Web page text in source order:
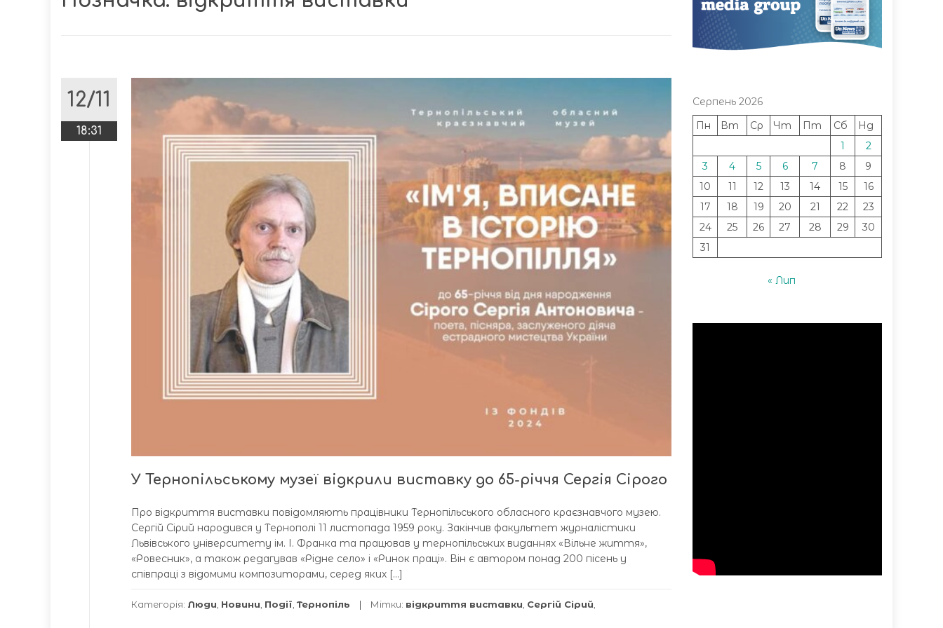
12/11
18:31
У Тернопільському музеї відкрили виставку до 65-річчя Сергія Сірого
Про відкриття виставки повідомляють працівники Тернопільського обласного краєзнавчого музею.
Сергій Сірий народився у Тернополі 11 листопада 1959 року. Закінчив факультет журналістики
Львівського університету ім. І. Франка та працював у тернопільських виданнях «Вільне життя»,
«Ровесник», а також редагував «Рідне село» і «Ринок праці». Він є автором понад 200 пісень у
співпраці з відомими композиторами, серед яких […]
Категорія: Люди Новини Події Тернопіль Мітки: відкриття виставки Сергій Сірий
Серпень 2026
Пн
Вт Ср Чт Пт Сб
Нд
1
2
3
4 5 6 7 8
9
10
11 12 13 14 15
16
17
18 19 20 21 22
23
24
25 26 27 28 29
30
31
« Лип